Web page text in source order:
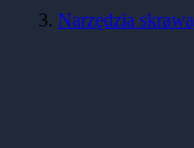
Narzędzia